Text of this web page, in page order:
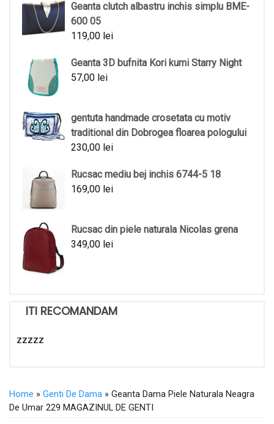
Geanta clutch albastru inchis simplu BME-
600 05
119,00 lei
Geanta 3D bufnita Kori kumi Starry Night
57,00 lei
gentuta handmade crosetata cu motiv
traditional din Dobrogea floarea pologului
230,00 lei
Rucsac mediu bej inchis 6744-5 18
169,00 lei
Rucsac din piele naturala Nicolas grena
349,00 lei
ITI RECOMANDAM
zzzzz
Home » Genti De Dama » Geanta Dama Piele Naturala Neagra
De Umar 229 MAGAZINUL DE GENTI